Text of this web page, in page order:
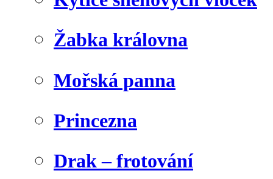
Žabka královna
Mořská panna
Princezna
Drak – frotování